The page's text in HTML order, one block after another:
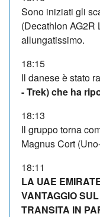
Sono iniziati gli
(Decathlon AG2R
allungatissimo.
18:15
Il danese è stato
- Trek) che ha
18:13
Il gruppo torna
Magnus Cort
18:11
LA UAE
VANTAGGIO
TRANSITA IN